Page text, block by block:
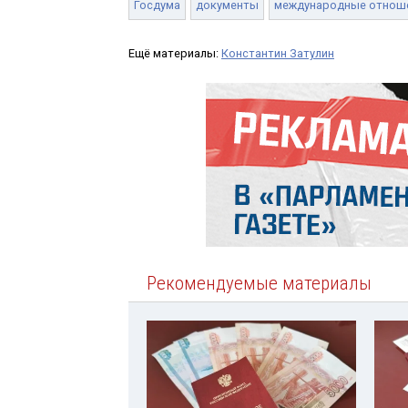
Госдума документы международные
Ещё материалы: Константин Затулин
Рекомендуемые материалы